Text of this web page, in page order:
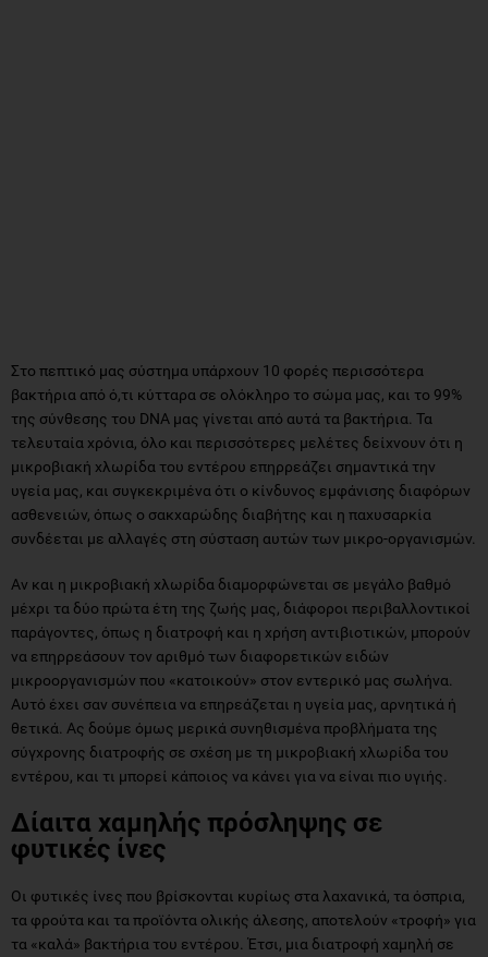
Στο πεπτικό μας σύστημα υπάρχουν 10 φορές περισσότερα
βακτήρια από ό,τι κύτταρα σε ολόκληρο το σώμα μας, και το 99%
της σύνθεσης του DNA μας γίνεται από αυτά τα βακτήρια. Τα
τελευταία χρόνια, όλο και περισσότερες μελέτες δείχνουν ότι η
μικροβιακή χλωρίδα του εντέρου επηρρεάζει σημαντικά την
υγεία μας, και συγκεκριμένα ότι ο κίνδυνος εμφάνισης διαφόρων
ασθενειών, όπως ο σακχαρώδης διαβήτης και η παχυσαρκία
συνδέεται με αλλαγές στη σύσταση αυτών των μικρο-οργανισμών.
Αν και η μικροβιακή χλωρίδα διαμορφώνεται σε μεγάλο βαθμό
μέχρι τα δύο πρώτα έτη της ζωής μας, διάφοροι περιβαλλοντικοί
παράγοντες, όπως η διατροφή και η χρήση αντιβιοτικών, μπορούν
να επηρρεάσουν τον αριθμό των διαφορετικών ειδών
μικροοργανισμών που «κατοικούν» στον εντερικό μας σωλήνα.
Αυτό έχει σαν συνέπεια να επηρεάζεται η υγεία μας, αρνητικά ή
θετικά. Ας δούμε όμως μερικά συνηθισμένα προβλήματα της
σύγχρονης διατροφής σε σχέση με τη μικροβιακή χλωρίδα του
εντέρου, και τι μπορεί κάποιος να κάνει για να είναι πιο υγιής.
Δίαιτα χαμηλής πρόσληψης σε
φυτικές ίνες
Οι φυτικές ίνες που βρίσκονται κυρίως στα λαχανικά, τα όσπρια,
τα φρούτα και τα προϊόντα ολικής άλεσης, αποτελούν «τροφή» για
τα «καλά» βακτήρια του εντέρου. Έτσι, μια διατροφή χαμηλή σε